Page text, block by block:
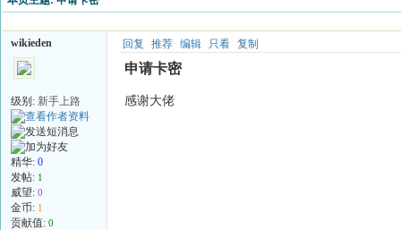
wikieden
级别: 新手上路
精华: 0
发帖: 1
威望: 0
金币: 1
贡献值: 0
回复 推荐 编辑 只看 复制
申请卡密
感谢大佬